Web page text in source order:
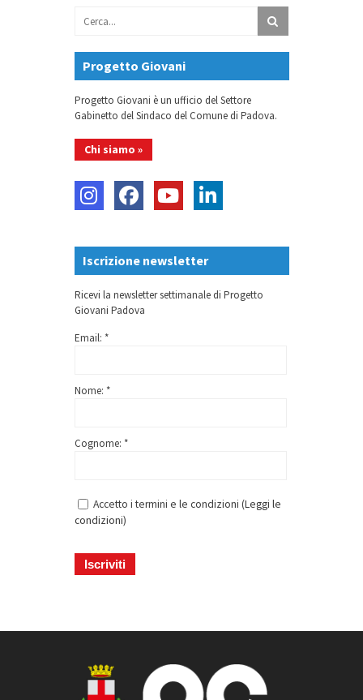
Progetto Giovani
Progetto Giovani è un ufficio del Settore
Gabinetto del Sindaco del Comune di Padova.
Chi siamo »
Iscrizione newsletter
Ricevi la newsletter settimanale di Progetto
Giovani Padova
Email: *
Nome: *
Cognome: *
Accetto i termini e le condizioni (Leggi le
condizioni)